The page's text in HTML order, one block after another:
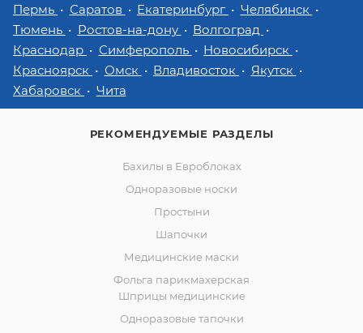
Пермь
Саратов Екатеринбург
Челябинск
Тюмень
Ростов-на-дону
Волгоград
Краснодар
Симферополь
Новосибирск
Красноярск
Омск Владивосток
Якутск
Хабаровск
Чита
РЕКОМЕНДУЕМЫЕ РАЗДЕЛЫ
Бахилы в Евроблоках
Одноразовые носки
Простыни
Шапочки
Медицинские маски
Фольга парикмахерская
Шприцы медицинские
Одноразовые тапочки